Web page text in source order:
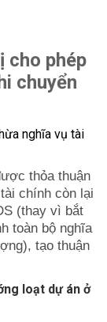
cho phép
chuyển
thỏa thuận
chính còn lại
(thay vì bắt
toàn bộ nghĩa
tạo thuận
loạt dự án ở